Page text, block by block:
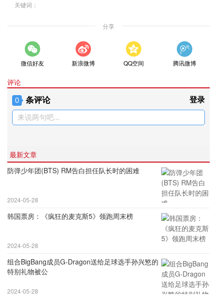
关键词：
分享
微信好友 新浪微博 QQ空间 腾讯微博
评论
0 条评论 登录
来说两句吧...
最新文章
防弹少年团(BTS) RM告白担任队长时的困难
2024-05-28
韩国票房：《疯狂的麦克斯5》领跑周末榜
2024-05-28
组合BigBang成员G-Dragon送给足球选手孙兴慜的
特别礼物被公
2024-05-28